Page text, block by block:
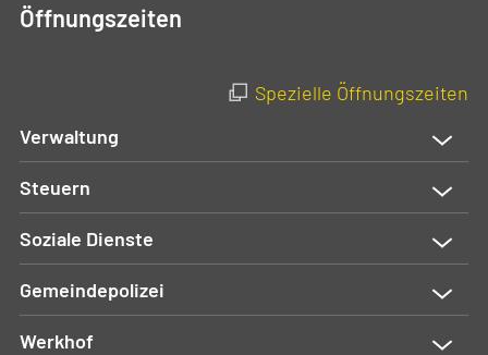
Öffnungszeiten
Spezielle Öffnungszeiten
Verwaltung
Steuern
Soziale Dienste
Gemeindepolizei
Werkhof